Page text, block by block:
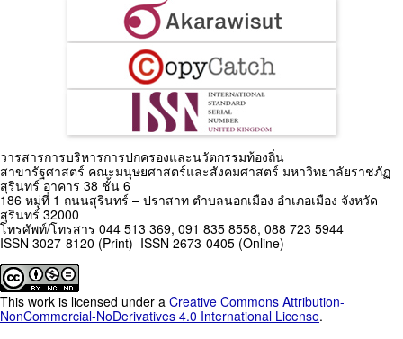
วารสารการบริหารการปกครองและนวัตกรรมท้องถิ่น
สาขารัฐศาสตร์ คณะมนุษยศาสตร์และสังคมศาสตร์ มหาวิทยาลัยราชภัฏ
สุรินทร์ อาคาร 38 ชั้น 6
186 หมู่ที่ 1 ถนนสุรินทร์ – ปราสาท ตำบลนอกเมือง อำเภอเมือง จังหวัด
สุรินทร์ 32000
โทรศัพท์/โทรสาร 044 513 369, 091 835 8558, 088 723 5944
ISSN 3027-8120 (Print) ISSN 2673-0405 (Online)
This work is licensed under a Creative Commons Attribution-
NonCommercial-NoDerivatives 4.0 International License.